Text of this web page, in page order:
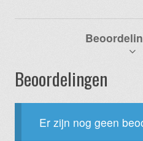
Beoordelingen
Er zijn nog geen